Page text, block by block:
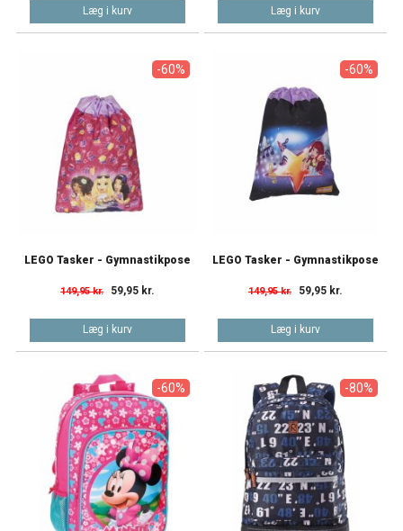
Læg i kurv Læg i kurv
-60%
LEGO Tasker - Gymnastikpose
149,95 kr. 59,95 kr.
Læg i kurv
-60%
LEGO Tasker - Gymnastikpose
149,95 kr. 59,95 kr.
Læg i kurv
-60% -80%